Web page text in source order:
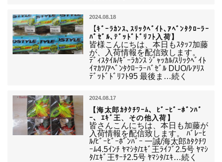
2024.08.18
【ｷﾞｰﾗｶﾝｽ､ｽﾘｯｸﾍﾞｲﾄ､ｱﾍﾞﾝﾀｸﾛｰﾗｰ
ﾊﾞｾﾞﾙ､ﾃﾞｯﾄﾞﾄﾞﾘﾌﾄ入荷】
皆様こんにちは、本日もｽﾀｯﾌ加藤
が、入荷情報を配信致します。
ﾃﾞｨｽﾀｲﾙ/ｷﾞｰﾗｶﾝｽ ｼﾞｬｯｶﾙ/ｽﾘｯｸﾍﾞｲﾄ
ｲﾏｶﾂ/ｱﾍﾞﾝﾀｸﾛｰﾗｰﾊﾞｾﾞﾙ DUO/ﾚｱﾘｽ
ﾃﾞｯﾄﾞﾄﾞﾘﾌﾄ95 最後ま…続く
2024.08.17
【海太郎ｶﾀｸﾁﾜｰﾑ、ﾋﾞｰﾋﾞｰﾎﾞﾝﾊﾞ
ｰ、ｴｷﾞ王、その他入荷】
皆さんこんにちは、本日も加藤が
入荷情報を配信致します。 ﾊﾞﾚｰﾋ
ﾙ/ﾋﾞｰﾋﾞｰﾎﾞﾝﾊﾞｰ 一誠/海太郎ｶﾀｸﾁﾜ
ｰﾑ4.5ｲﾝﾁ ﾔﾏｼﾀ/ｴｷﾞ王ﾗｲﾌﾞ2.5号 ﾔﾏｼ
ﾀ/ｴｷﾞ王ｻｰﾁ2.5号 ﾔﾏｼﾀ/ｴｷ…続く